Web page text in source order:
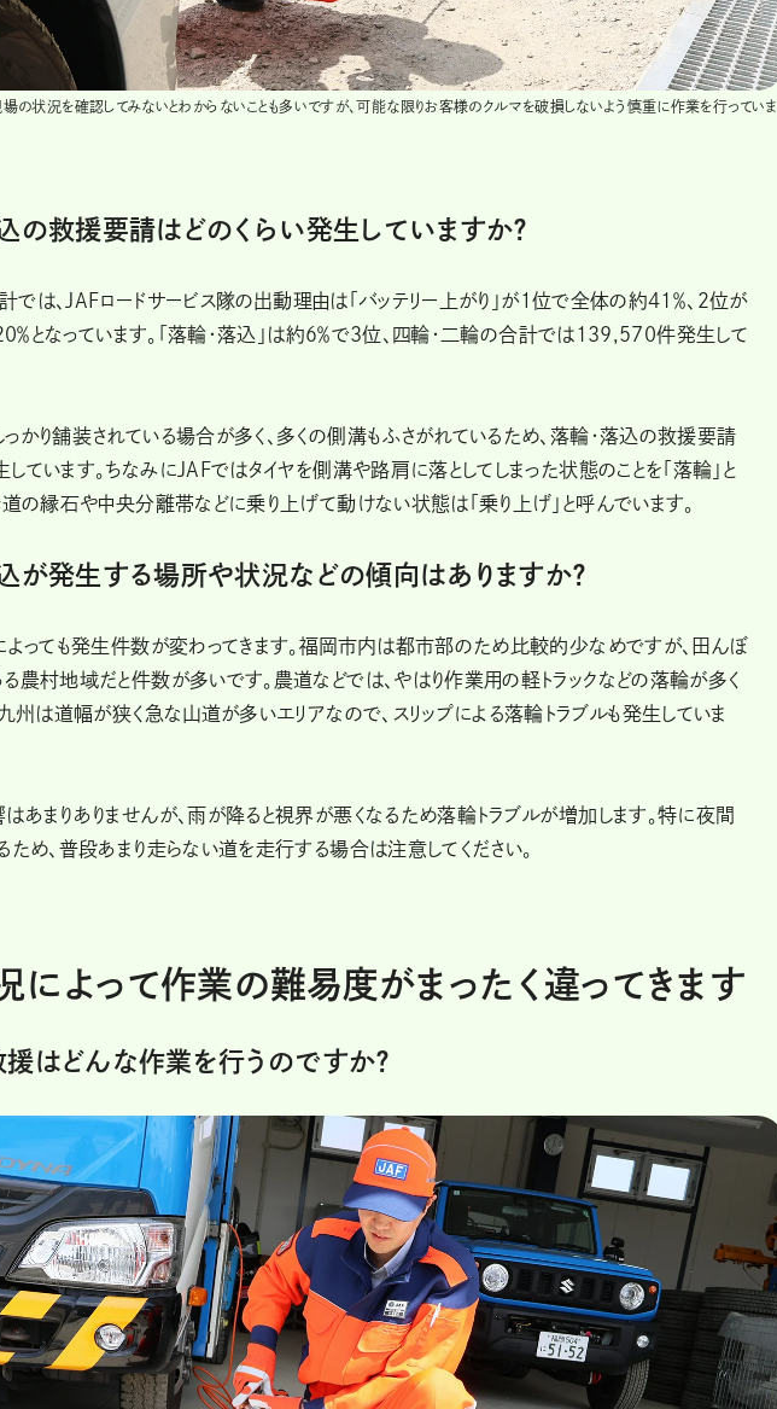
の状況を確認してみないとわからないことも多いですが、可能な限りお客様のクルマを破損しないよう慎重に作業を行っていま
救援要請はどのくらい発生していますか？
は、JAFロードサービス隊の出動理由は「バッテリー上がり」が１位で全体の約41％、２位が
20％となっています。「落輪・落込」は約６％で3位、四輪・二輪の合計では139,570件発生して
かり舗装されている場合が多く、多くの側溝もふさがれているため、落輪・落込の救援要請
ています。ちなみにJAFではタイヤを側溝や路肩に落としてしまった状態のことを「落輪」と
道の縁石や中央分離帯などに乗り上げて動けない状態は「乗り上げ」と呼んでいます。
発生する場所や状況などの傾向はありますか？
よっても発生件数が変わってきます。福岡市内は都市部のため比較的少なめですが、田んぼ
農村地域だと件数が多いです。農道などでは、やはり作業用の軽トラックなどの落輪が多く
州は道幅が狭く急な山道が多いエリアなので、スリップによる落輪トラブルも発生していま
あまりありませんが、雨が降ると視界が悪くなるため落輪トラブルが増加します。特に夜間
ため、普段あまり走らない道を走行する場合は注意してください。
によって作業の難易度がまったく違ってきます
どんな作業を行うのですか？